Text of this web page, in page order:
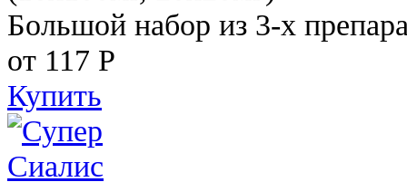
Большой набор из 3-х
от 117 Р
Купить